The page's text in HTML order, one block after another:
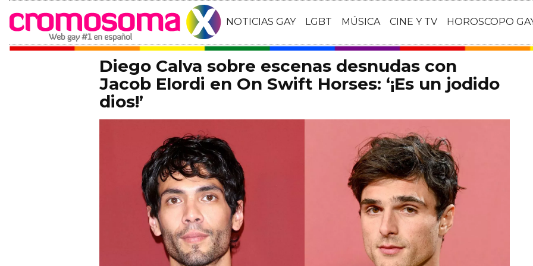
NOTICIAS GAY LGBT MÚSICA CINE Y TV HOROSCOPO
Diego Calva sobre escenas desnudas con
Jacob Elordi en On Swift Horses: ‘¡Es un jodido
dios!’